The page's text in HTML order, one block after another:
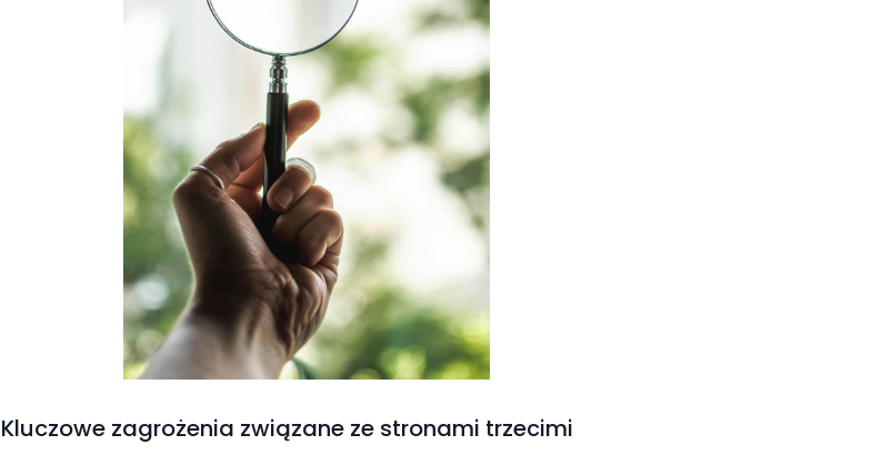
Kluczowe zagrożenia związane ze stronami trzecimi